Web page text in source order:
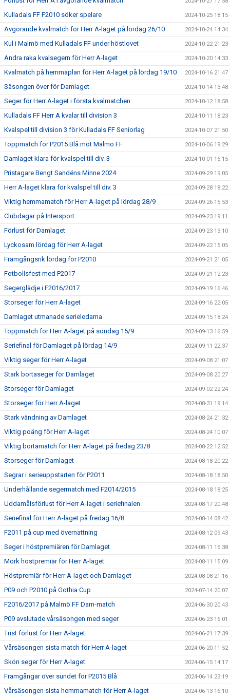
Kulladals FF F2010 söker spelare 2024-10-25 18:15
Avgörande kvalmatch för Herr A-laget på lördag 26/10 2024-10-24 14:34
Kul i Malmö med Kulladals FF under höstlovet 2024-10-22 21:23
Andra raka kvalsegern för Herr A-laget 2024-10-20 14:33
Kvalmatch på hemmaplan för Herr A-laget på lördag 19/10 2024-10-16 21:47
Säsongen över för Damlaget 2024-10-14 13:48
Seger för Herr A-laget i första kvalmatchen 2024-10-12 18:58
Kulladals FF Herr A kvalar till division 3 2024-10-11 18:23
Kvalspel till division 3 för Kulladals FF Seniorlag 2024-10-07 21:50
Toppmatch för P2015 Blå mot Malmö FF 2024-10-06 19:29
Damlaget klara för kvalspel till div. 3 2024-10-01 16:15
Pristagare Bengt Sandéns Minne 2024 2024-09-29 19:05
Herr A-laget klara för kvalspel till div. 3 2024-09-28 18:22
Viktig hemmamatch för Herr A-laget på lördag 28/9 2024-09-26 15:53
Clubdagar på Intersport 2024-09-23 19:11
Förlust för Damlaget 2024-09-23 13:10
Lyckosam lördag för Herr A-laget 2024-09-22 15:05
Framgångsrik lördag för P2010 2024-09-21 21:05
Fotbollsfest med P2017 2024-09-21 12:23
Segerglädje i F2016/2017 2024-09-19 16:46
Storseger för Herr A-laget 2024-09-16 22:05
Damlaget utmanade serieledarna 2024-09-15 18:24
Toppmatch för Herr A-laget på söndag 15/9 2024-09-13 16:59
Seriefinal för Damlaget på lördag 14/9 2024-09-11 22:37
Viktig seger för Herr A-laget 2024-09-08 21:07
Stark bortaseger för Damlaget 2024-09-08 20:27
Storseger för Damlaget 2024-09-02 22:24
Storseger för Herr A-laget 2024-08-31 19:14
Stark vändning av Damlaget 2024-08-24 21:32
Viktig poäng för Herr A-laget 2024-08-24 10:07
Viktig bortamatch för Herr A-laget på fredag 23/8 2024-08-22 12:52
Storseger för Damlaget 2024-08-18 20:22
Segrar i serieuppstarten för P2011 2024-08-18 18:50
Underhållande segermatch med F2014/2015 2024-08-18 18:25
Uddamålsförlust för Herr A-laget i seriefinalen 2024-08-17 20:48
Seriefinal för Herr A-laget på fredag 16/8 2024-08-14 08:42
F2011 på cup med övernattning 2024-08-12 09:43
Seger i höstpremiären för Damlaget 2024-08-11 16:38
Mörk höstpremiär för Herr A-laget 2024-08-11 15:09
Höstpremiär för Herr A-laget och Damlaget 2024-08-08 21:16
P09 och P2010 på Gothia Cup 2024-07-14 20:07
F2016/2017 på Malmö FF Dam-match 2024-06-30 20:43
P09 avslutade vårsäsongen med seger 2024-06-23 16:01
Trist förlust för Herr A-laget 2024-06-21 17:39
Vårsäsongen sista match för Herr A-laget 2024-06-20 11:52
Skön seger för Herr A-laget 2024-06-15 14:17
Framgångar över sundet för P2015 Blå 2024-06-14 23:19
Vårsäsongen sista hemmamatch för Herr A-laget 2024-06-13 16:10